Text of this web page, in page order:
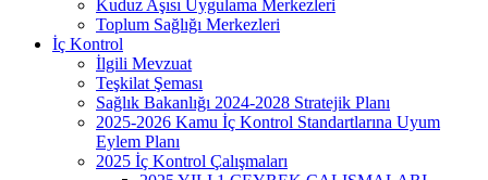
Kuduz Aşısı Uygulama Merkezleri
Toplum Sağlığı Merkezleri
İç Kontrol
İlgili Mevzuat
Teşkilat Şeması
Sağlık Bakanlığı 2024-2028 Stratejik Planı
2025-2026 Kamu İç Kontrol Standartlarına Uyum
Eylem Planı
2025 İç Kontrol Çalışmaları